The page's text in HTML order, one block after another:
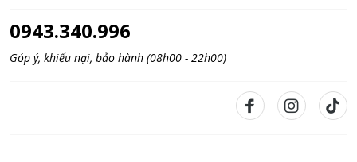
0943.340.996
Góp ý, khiếu nại, bảo hành (08h00 - 22h00)